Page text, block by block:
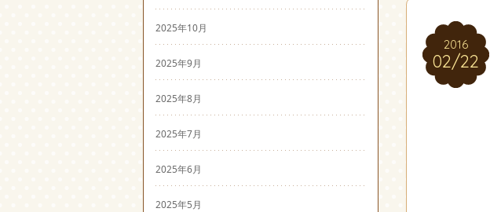
2016
02/22
2016
02/22
2025年10月
2025年9月
2025年8月
2025年7月
2025年6月
2025年5月